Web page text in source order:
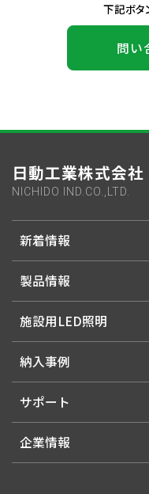
下記ボタ
問い
日動工業株式会社
NICHIDO IND.CO.,LTD.
新着情報
製品情報
施設用LED照明
納入事例
サポート
企業情報